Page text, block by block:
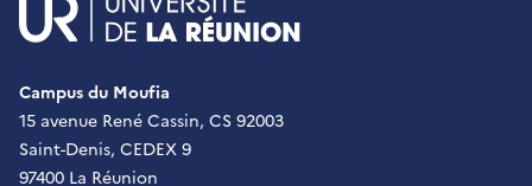
Campus du Moufia
15 avenue René Cassin, CS 92003
Saint-Denis, CEDEX 9
97400 La Réunion